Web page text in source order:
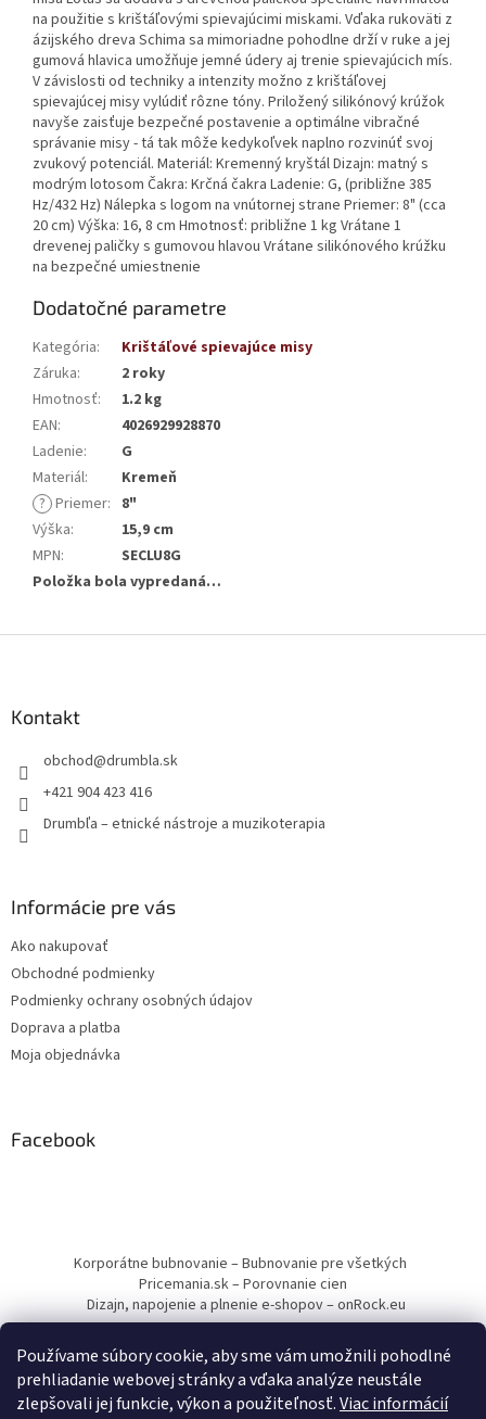
Používame súbory cookie, aby sme vám umožnili pohodlné
prehliadanie webovej stránky a vďaka analýze neustále
zlepšovali jej funkcie, výkon a použiteľnosť.Viac informácií
na použitie s krištáľovými spievajúcimi miskami. Vďaka rukoväti z
ázijského dreva Schima sa mimoriadne pohodlne drží v ruke a jej
gumová hlavica umožňuje jemné údery aj trenie spievajúcich mís.
V závislosti od techniky a intenzity možno z krištáľovej
spievajúcej misy vylúdiť rôzne tóny. Priložený silikónový krúžok
navyše zaisťuje bezpečné postavenie a optimálne vibračné
správanie misy - tá tak môže kedykoľvek naplno rozvinúť svoj
zvukový potenciál. Materiál: Kremenný kryštál Dizajn: matný s
modrým lotosom Čakra: Krčná čakra Ladenie: G, (približne 385
Hz/432 Hz) Nálepka s logom na vnútornej strane Priemer: 8" (cca
20 cm) Výška: 16, 8 cm Hmotnosť: približne 1 kg Vrátane 1
drevenej paličky s gumovou hlavou Vrátane silikónového krúžku
na bezpečné umiestnenie
Dodatočné parametre
Kategória:
Krištáľové spievajúce misy
Záruka:
2 roky
Hmotnosť:
1.2 kg
EAN:
4026929928870
Ladenie:
G
Materiál:
Kremeň
? Priemer: 8"
Výška:
15,9 cm
MPN:
SECLU8G
Položka bola vypredaná…
Kontakt
obchod@drumbla.sk
+421 904 423 416
Drumbľa – etnické nástroje a muzikoterapia
Informácie pre vás
Ako nakupovať
Obchodné podmienky
Podmienky ochrany osobných údajov
Doprava a platba
Moja objednávka
Facebook
Korporátne bubnovanie – Bubnovanie pre všetkých
Pricemania.sk – Porovnanie cien
Dizajn, napojenie a plnenie e-shopov – onRock.eu